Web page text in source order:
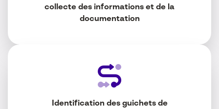
collecte des informations et de la
documentation
Identification des guichets de